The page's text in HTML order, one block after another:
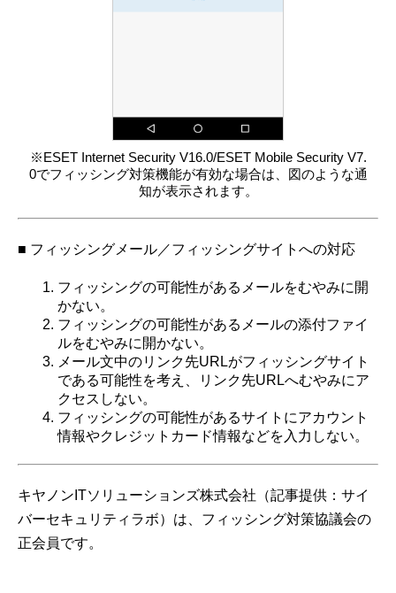
※ESET Internet Security V16.0/ESET Mobile Security V7.
0でフィッシング対策機能が有効な場合は、図のような通
知が表示されます。
■ フィッシングメール／フィッシングサイトへの対応
フィッシングの可能性があるメールをむやみに開
かない。
フィッシングの可能性があるメールの添付ファイ
ルをむやみに開かない。
メール文中のリンク先URLがフィッシングサイト
である可能性を考え、リンク先URLへむやみにア
クセスしない。
フィッシングの可能性があるサイトにアカウント
情報やクレジットカード情報などを入力しない。
キヤノンITソリューションズ株式会社（記事提供：サイ
バーセキュリティラボ）は、フィッシング対策協議会の
正会員です。